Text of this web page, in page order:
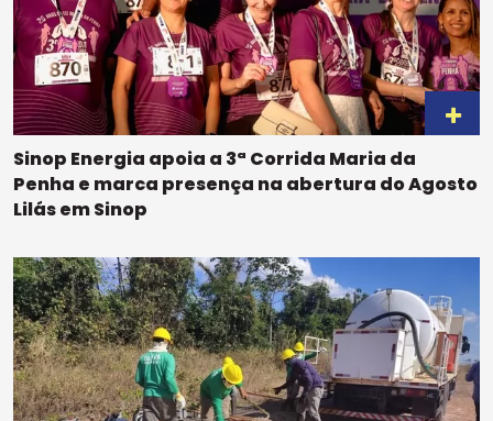
Sinop Energia apoia a 3ª Corrida Maria da
Penha e marca presença na abertura do Agosto
Lilás em Sinop